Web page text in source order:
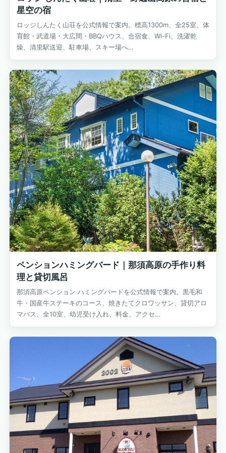
星空の宿
ロッジしんたく山荘を公式情報で案内。標高1300m、全25室、体
育館・武道場・大広間・BBQハウス、合宿食、Wi-Fi、洗濯乾
燥、清里駅送迎、駐車場、スキー場へ…
ペンションハミングバード｜那須高原の手作り料
理と貸切風呂
那須高原ペンション ハミングバードを公式情報で案内。黒毛和
牛・国産牛ステーキのコース、焼きたてクロワッサン、貸切アロ
マバス、全10室、幼児受け入れ、料金、アクセ…